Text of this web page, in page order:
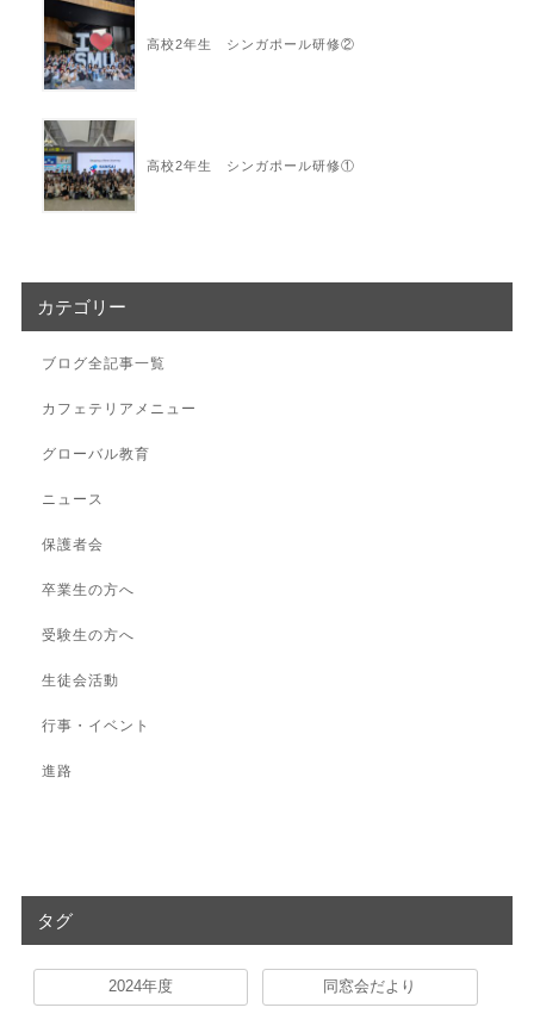
高校2年生 シンガポール研修②
高校2年生 シンガポール研修①
カテゴリー
ブログ全記事一覧
カフェテリアメニュー
グローバル教育
ニュース
保護者会
卒業生の方へ
受験生の方へ
生徒会活動
行事・イベント
進路
タグ
2024年度 同窓会だより